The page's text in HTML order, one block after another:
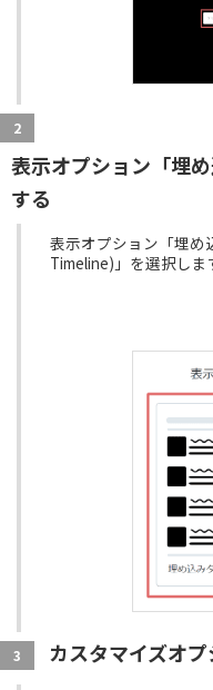
2
表示オプション「埋
する
表示オプション「埋め
Timeline)」を選択しま
3 カスタマイズオ